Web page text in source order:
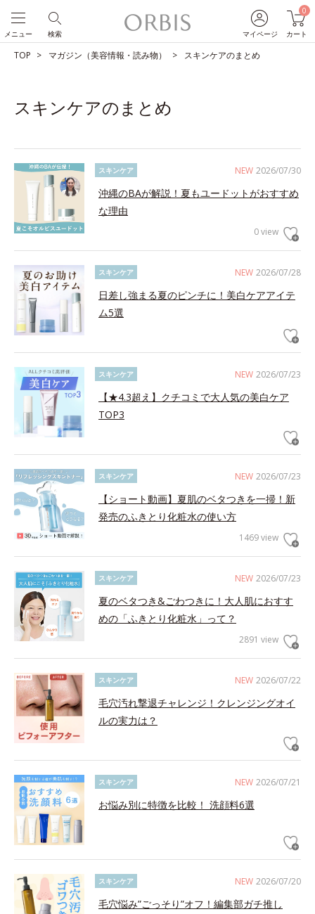
マイページ
0
カート
検索
メニュー
TOP マガジン（美容情報・読み物） スキンケアのまとめ
スキンケアのまとめ
NEW 2026/07/30
スキンケア
沖縄のBAが解説！夏もユードットがおすすめ
な理由
0 view
NEW 2026/07/28
スキンケア
日差し強まる夏のピンチに！美白ケアアイテ
ム5選
NEW 2026/07/23
スキンケア
【★4.3超え】クチコミで大人気の美白ケア
TOP3
NEW 2026/07/23
スキンケア
【ショート動画】夏肌のベタつきを一掃！新
発売のふきとり化粧水の使い方
1469 view
NEW 2026/07/23
スキンケア
夏のベタつき&ごわつきに！大人肌におすす
めの「ふきとり化粧水」って？
2891 view
NEW 2026/07/22
スキンケア
毛穴汚れ撃退チャレンジ！クレンジングオイ
ルの実力は？
NEW 2026/07/21
スキンケア
お悩み別に特徴を比較！ 洗顔料6選
NEW 2026/07/20
スキンケア
毛穴悩み”ごっそり”オフ！編集部ガチ推し